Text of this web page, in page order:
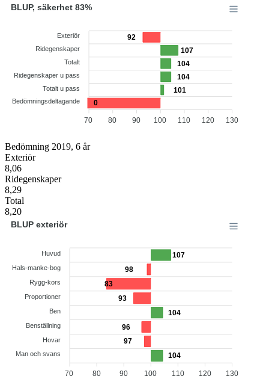
92
107
104
104
101
0
Exteriör
Ridegenskaper
Totalt
Ridegenskaper u pass
Totalt u pass
Bedömningsdeltagande
130
120
110
100
90
80
70
BLUP, säkerhet 83%
Bedömning 2019, 6 år
Exteriör
8,06
Ridegenskaper
8,29
Total
8,20
107
98
83
93
104
96
97
104
Huvud
Hals-manke-bog
Rygg-kors
Proportioner
Ben
Benställning
Hovar
Man och svans
130
120
110
100
90
80
70
BLUP exteriör